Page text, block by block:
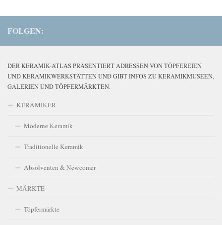
FOLGEN:
DER KERAMIK-ATLAS PRÄSENTIERT ADRESSEN VON TÖPFEREIEN
UND KERAMIKWERKSTÄTTEN UND GIBT INFOS ZU KERAMIKMUSEEN,
GALERIEN UND TÖPFERMÄRKTEN.
KERAMIKER
Moderne Keramik
Traditionelle Keramik
Absolventen & Newcomer
MÄRKTE
Töpfermärkte